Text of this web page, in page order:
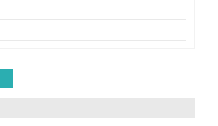
目標や計画を立てている